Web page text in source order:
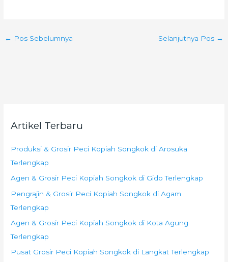
← Pos Sebelumnya Selanjutnya Pos →
Artikel Terbaru
Produksi & Grosir Peci Kopiah Songkok di Arosuka
Terlengkap
Agen & Grosir Peci Kopiah Songkok di Gido Terlengkap
Pengrajin & Grosir Peci Kopiah Songkok di Agam
Terlengkap
Agen & Grosir Peci Kopiah Songkok di Kota Agung
Terlengkap
Pusat Grosir Peci Kopiah Songkok di Langkat Terlengkap